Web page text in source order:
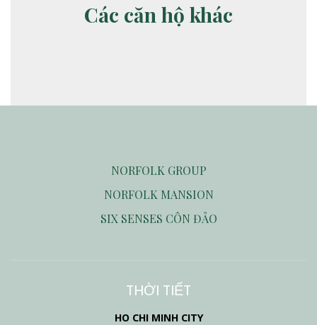
Các căn hộ khác
NORFOLK GROUP
NORFOLK MANSION
SIX SENSES CÔN ĐẢO
THỜI TIẾT